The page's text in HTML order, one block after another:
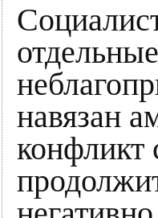
навязан
конфликт